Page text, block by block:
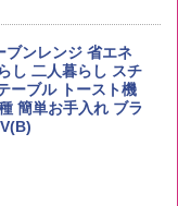
まちブレンド 無洗
サントリー 大
プヌードルPRO シ
たんぱく&低糖質 さ
個
ンレンジ 省エネ
し 二人暮らし スチ
ーブル トースト機
簡単お手入れ ブラ